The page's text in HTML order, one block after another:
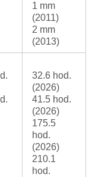
1 mm
(2011)
2 mm
(2013)
32.6 hod.
(2026)
41.5 hod.
(2026)
175.5
hod.
(2026)
210.1
hod.